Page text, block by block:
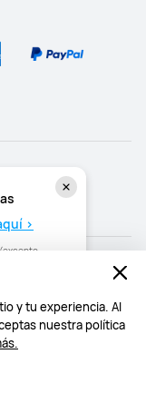
y tu experiencia. Al
nuestra política
>
tu disposición.
tu disposición.